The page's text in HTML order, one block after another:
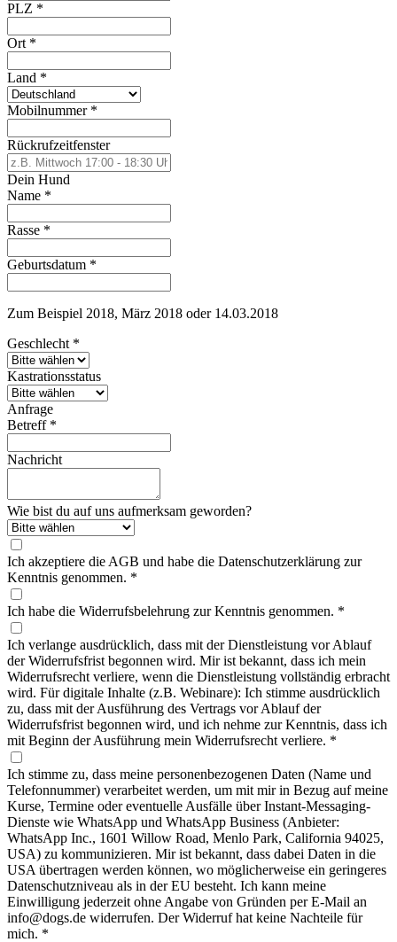
PLZ *
Ort *
Land *
Mobilnummer *
Rückrufzeitfenster
Dein Hund
Name *
Rasse *
Geburtsdatum *
Zum Beispiel 2018, März 2018 oder 14.03.2018
Geschlecht *
Kastrationsstatus
Anfrage
Betreff *
Nachricht
Wie bist du auf uns aufmerksam geworden?
Ich akzeptiere die AGB und habe die Datenschutzerklärung zur
Kenntnis genommen. *
Ich habe die Widerrufsbelehrung zur Kenntnis genommen. *
Ich verlange ausdrücklich, dass mit der Dienstleistung vor Ablauf
der Widerrufsfrist begonnen wird. Mir ist bekannt, dass ich mein
Widerrufsrecht verliere, wenn die Dienstleistung vollständig erbracht
wird. Für digitale Inhalte (z.B. Webinare): Ich stimme ausdrücklich
zu, dass mit der Ausführung des Vertrags vor Ablauf der
Widerrufsfrist begonnen wird, und ich nehme zur Kenntnis, dass ich
mit Beginn der Ausführung mein Widerrufsrecht verliere. *
Ich stimme zu, dass meine personenbezogenen Daten (Name und
Telefonnummer) verarbeitet werden, um mit mir in Bezug auf meine
Kurse, Termine oder eventuelle Ausfälle über Instant-Messaging-
Dienste wie WhatsApp und WhatsApp Business (Anbieter:
WhatsApp Inc., 1601 Willow Road, Menlo Park, California 94025,
USA) zu kommunizieren. Mir ist bekannt, dass dabei Daten in die
USA übertragen werden können, wo möglicherweise ein geringeres
Datenschutzniveau als in der EU besteht. Ich kann meine
Einwilligung jederzeit ohne Angabe von Gründen per E-Mail an
info@dogs.de widerrufen. Der Widerruf hat keine Nachteile für
mich. *